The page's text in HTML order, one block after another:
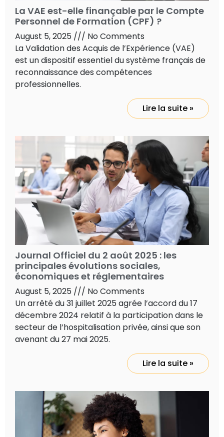
La VAE est-elle finançable par le Compte
Personnel de Formation (CPF) ?
August 5, 2025
No Comments
La Validation des Acquis de l’Expérience (VAE)
est un dispositif essentiel du système français de
reconnaissance des compétences
professionnelles.
Lire la suite »
Journal Officiel du 2 août 2025 : les
principales évolutions sociales,
économiques et réglementaires
August 5, 2025
No Comments
Un arrêté du 31 juillet 2025 agrée l’accord du 17
décembre 2024 relatif à la participation dans le
secteur de l’hospitalisation privée, ainsi que son
avenant du 27 mai 2025.
Lire la suite »